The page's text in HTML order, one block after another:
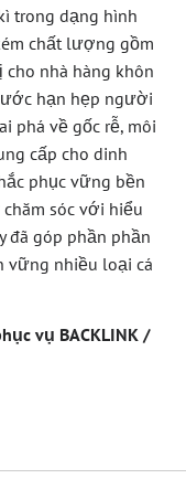
trong dạng hình
chất lượng gồm
nhà hàng khôn
hạn hẹp người
phá về gốc rễ, môi
cấp cho dinh
phục vững bền
chăm sóc với hiểu
đã góp phần phần
vững nhiều loại cá
vụ BACKLINK /